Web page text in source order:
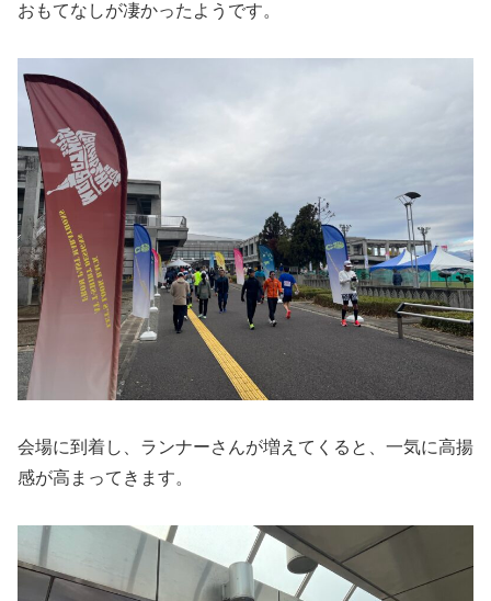
おもてなしが凄かったようです。
会場に到着し、ランナーさんが増えてくると、一気に高揚
感が高まってきます。